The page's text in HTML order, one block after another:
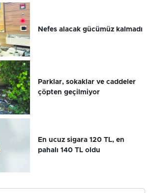
Nefes alacak gücümüz kalmadı
Parklar, sokaklar ve caddeler
çöpten geçilmiyor
En ucuz sigara 120 TL, en
pahalı 140 TL oldu